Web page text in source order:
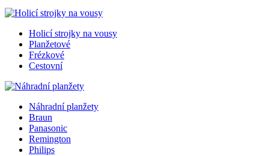
Holicí strojky na vousy
Planžetové
Frézkové
Cestovní
Náhradní planžety
Braun
Panasonic
Remington
Philips